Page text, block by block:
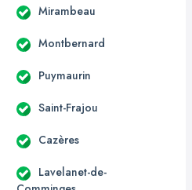
Mirambeau
Montbernard
Puymaurin
Saint-Frajou
Cazères
Lavelanet-de-